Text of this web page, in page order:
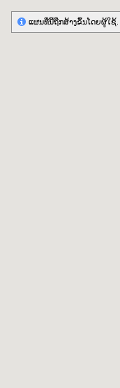
ແຜນທີ່ນີ້ຖືກສ້າງຂຶ້ນໂດຍຜູ້ໃຊ້.